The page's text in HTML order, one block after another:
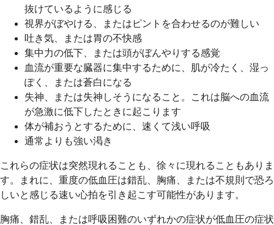
抜けているように感じる
視界がぼやける、またはピントを合わせるのが難しい
吐き気、または胃の不快感
集中力の低下、または頭がぼんやりする感覚
血流が重要な臓器に集中するために、肌が冷たく、湿っ
ぽく、または蒼白になる
失神、または失神しそうになること。これは脳への血流
が急激に低下したときに起こります
体が補おうとするために、速くて浅い呼吸
通常よりも強い渇き
これらの症状は突然現れることも、徐々に現れることもありま
す。まれに、重度の低血圧は錯乱、胸痛、または不規則で恐ろ
しいと感じる速い心拍を引き起こす可能性があります。
胸痛、錯乱、または呼吸困難のいずれかの症状が低血圧の症状